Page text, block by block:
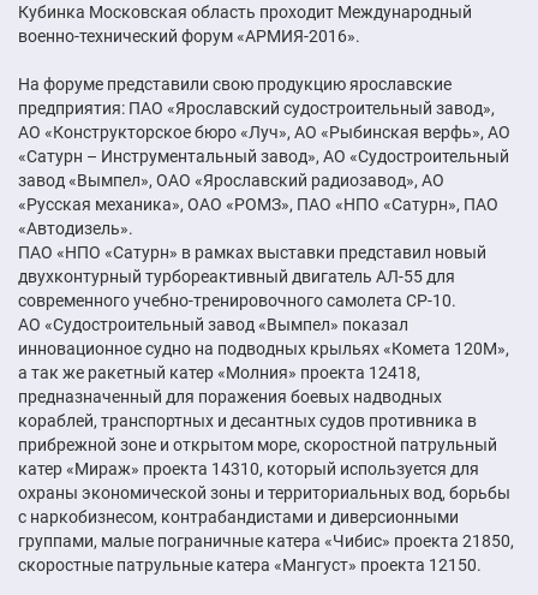
Кубинка Московская область проходит Международный
военно-технический форум «АРМИЯ-2016».
На форуме представили свою продукцию ярославские
предприятия: ПАО «Ярославский судостроительный завод»,
АО «Конструкторское бюро «Луч», АО «Рыбинская верфь», АО
«Сатурн – Инструментальный завод», АО «Судостроительный
завод «Вымпел», ОАО «Ярославский радиозавод», АО
«Русская механика», ОАО «РОМЗ», ПАО «НПО «Сатурн», ПАО
«Автодизель».
ПАО «НПО «Сатурн» в рамках выставки представил новый
двухконтурный турбореактивный двигатель АЛ-55 для
современного учебно-тренировочного самолета СР-10.
АО «Судостроительный завод «Вымпел» показал
инновационное судно на подводных крыльях «Комета 120М»,
а так же ракетный катер «Молния» проекта 12418,
предназначенный для поражения боевых надводных
кораблей, транспортных и десантных судов противника в
прибрежной зоне и открытом море, скоростной патрульный
катер «Мираж» проекта 14310, который используется для
охраны экономической зоны и территориальных вод, борьбы
с наркобизнесом, контрабандистами и диверсионными
группами, малые пограничные катера «Чибис» проекта 21850,
скоростные патрульные катера «Мангуст» проекта 12150.